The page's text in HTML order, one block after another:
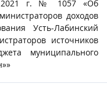
2021 г. № 1057 «Об
доходов
Усть-Лабинский
источников
муниципального